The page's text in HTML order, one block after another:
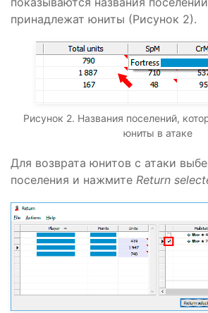
принадлежат юниты (Рисунок 2).
Рисунок 2. Названия поселений,
юниты в атаке
Для возврата юнитов с атаки
поселения и нажмите Return